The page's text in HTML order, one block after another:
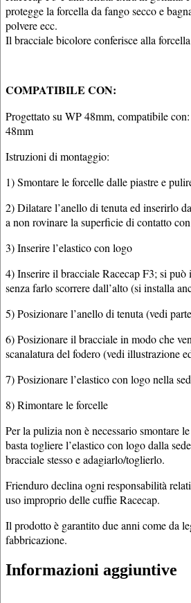
protegge la forcella da fango secco e
polvere ecc.
Il bracciale bicolore conferisce alla forcella
COMPATIBILE CON:
Progettato su WP 48mm, compatibile
48mm
Istruzioni di montaggio:
1) Smontare le forcelle dalle piastre e
2) Dilatare l’anello di tenuta ed inserirlo
a non rovinare la superficie di contatto
3) Inserire l’elastico con logo
4) Inserire il bracciale Racecap F3; si può
senza farlo scorrere dall’alto (si installa
5) Posizionare l’anello di tenuta (vedi
6) Posizionare il bracciale in modo che
scanalatura del fodero (vedi illustrazione
7) Posizionare l’elastico con logo nella
8) Rimontare le forcelle
Per la pulizia non è necessario smontare
basta togliere l’elastico con logo dalla
bracciale stesso e adagiarlo/toglierlo.
Frienduro declina ogni responsabilità
uso improprio delle cuffie Racecap.
Il prodotto è garantito due anni come da
fabbricazione.
Informazioni aggiuntive